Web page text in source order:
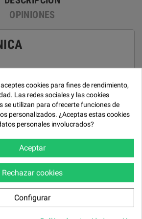
OPINIONES
m³ y bloque de muelles ensacados.
cookies para fines de rendimiento,
Las redes sociales y las cookies
se utilizan para ofrecerte funciones de
personalizados. ¿Aceptas estas cookies
personales involucrados?
Aceptar
Rechazar cookies
Configurar